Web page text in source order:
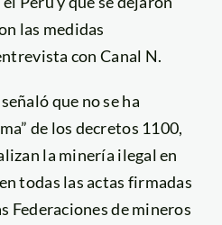
las medidas
con Canal N.
que no se ha
de los decretos 1100,
la minería ilegal en
todas las actas firmadas
Federaciones de mineros